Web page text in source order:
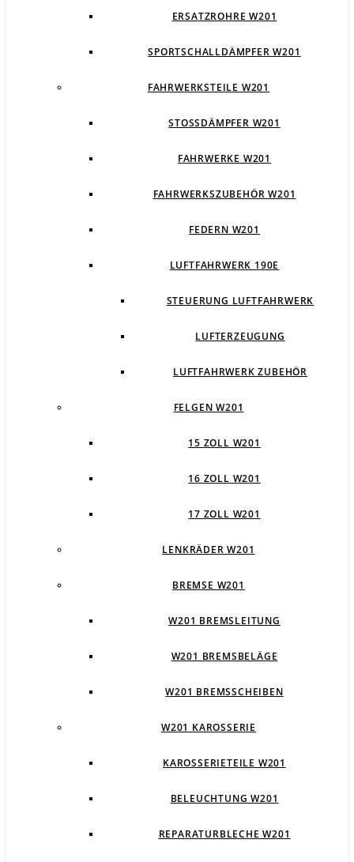
ERSATZROHRE W201
SPORTSCHALLDÄMPFER W201
FAHRWERKSTEILE W201
STOSSDÄMPFER W201
FAHRWERKE W201
FAHRWERKSZUBEHÖR W201
FEDERN W201
LUFTFAHRWERK 190E
STEUERUNG LUFTFAHRWERK
LUFTERZEUGUNG
LUFTFAHRWERK ZUBEHÖR
FELGEN W201
15 ZOLL W201
16 ZOLL W201
17 ZOLL W201
LENKRÄDER W201
BREMSE W201
W201 BREMSLEITUNG
W201 BREMSBELÄGE
W201 BREMSSCHEIBEN
W201 KAROSSERIE
KAROSSERIETEILE W201
BELEUCHTUNG W201
REPARATURBLECHE W201